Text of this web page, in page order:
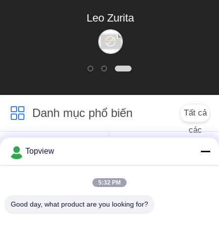
chuyên nghiệp !! Sản
phẩm tốt, tôi thích
nó, khách hàng của
tôi thích nó.
Leo Zurita
Danh mục phổ biến
Tất cả
các
Tất cả trong một
Signage kỹ thuật số
Bảng hiệu kỹ thuật số
Topview
5:32 PM
Good day, what product are you looking for?